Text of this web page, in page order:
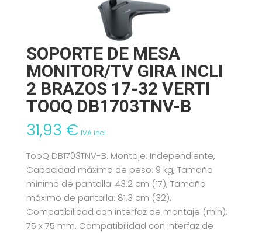
SOPORTE DE MESA
MONITOR/TV GIRA INCLI
2 BRAZOS 17-32 VERTI
TOOQ DB1703TNV-B
31,93 € IVA incl.
TooQ DB1703TNV-B. Montaje: Independiente,
Capacidad máxima de peso: 9 kg, Tamaño
mínimo de pantalla: 43,2 cm (17), Tamaño
máximo de pantalla: 81,3 cm (32),
Compatibilidad con interfaz de montaje (min):
75 x 75 mm, Compatibilidad con interfaz de